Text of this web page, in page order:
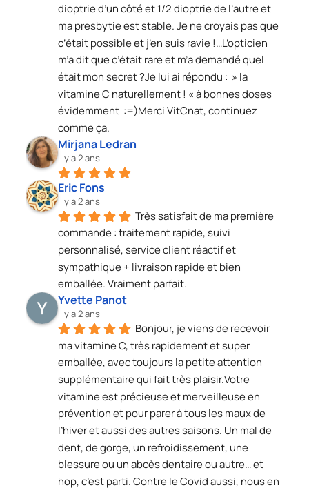
dioptrie d’un côté et 1/2 dioptrie de l’autre et
ma presbytie est stable. Je ne croyais pas que
c’était possible et j’en suis ravie !…L’opticien
m’a dit que c’était rare et m’a demandé quel
était mon secret ?Je lui ai répondu :  » la
vitamine C naturellement ! « à bonnes doses
évidemment  :=)Merci VitCnat, continuez
comme ça.
Mirjana Ledran
il y a 2 ans
Eric Fons
il y a 2 ans
Très satisfait de ma première
commande : traitement rapide, suivi
personnalisé, service client réactif et
sympathique + livraison rapide et bien
emballée. Vraiment parfait.
Yvette Panot
il y a 2 ans
Bonjour, je viens de recevoir
ma vitamine C, très rapidement et super
emballée, avec toujours la petite attention
supplémentaire qui fait très plaisir.Votre
vitamine est précieuse et merveilleuse en
prévention et pour parer à tous les maux de
l’hiver et aussi des autres saisons. Un mal de
dent, de gorge, un refroidissement, une
blessure ou un abcès dentaire ou autre… et
hop, c’est parti. Contre le Covid aussi, nous en